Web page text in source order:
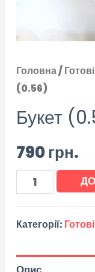
Головна/
(0.56)
Букет
790грн.
Категорії: